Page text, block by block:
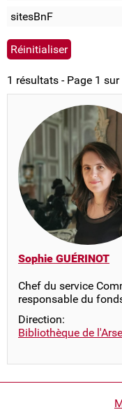
sitesBnF
1 résultats - Page 1 sur
Sophie GUÉRINOT
Chef du service
responsable du
Direction:
Bibliothèque de